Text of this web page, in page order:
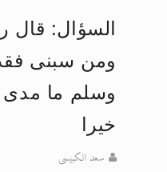
السؤال:
ومن سبنى
وسلم ما مدى
خيرا
سعد الكبيسى